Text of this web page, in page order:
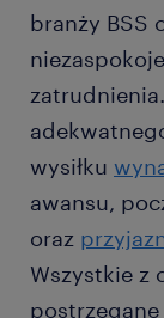
branży BSS
wysiłku
awansu,
oraz
Wszystkie z